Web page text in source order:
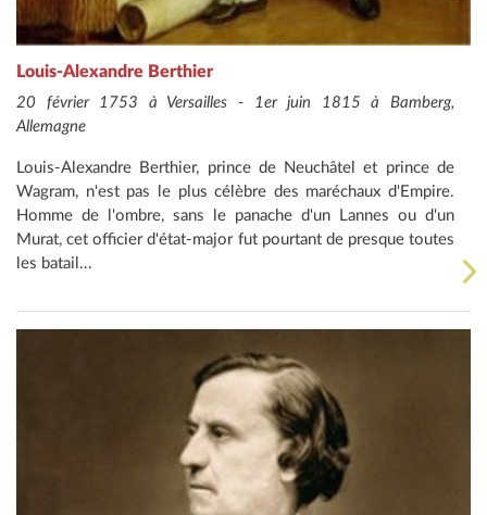
Louis-Alexandre Berthier
20 février 1753 à Versailles - 1er juin 1815 à Bamberg,
Allemagne
Louis-Alexandre Berthier, prince de Neuchâtel et prince de
Wagram, n'est pas le plus célèbre des maréchaux d'Empire.
Homme de l'ombre, sans le panache d'un Lannes ou d'un
Murat, cet officier d'état-major fut pourtant de presque toutes
les batail...